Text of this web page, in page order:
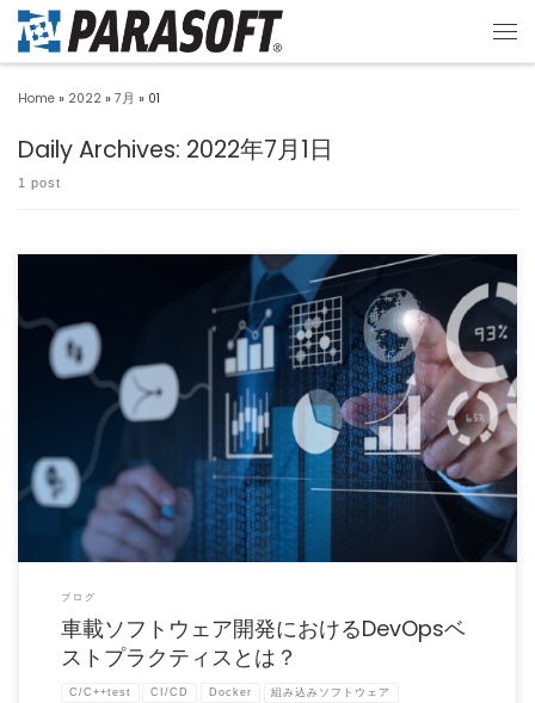
Home » 2022 » 7月 » 01
Daily Archives: 2022年7月1日
1 post
車載ソフトウェア開発においてDevOps成功のカギを握るのは？ 昨今の自動車業界に
おいてCASEやM […]
ブログ
車載ソフトウェア開発におけるDevOpsベ
ストプラクティスとは？
C/C++test CI/CD Docker 組み込みソフトウェア